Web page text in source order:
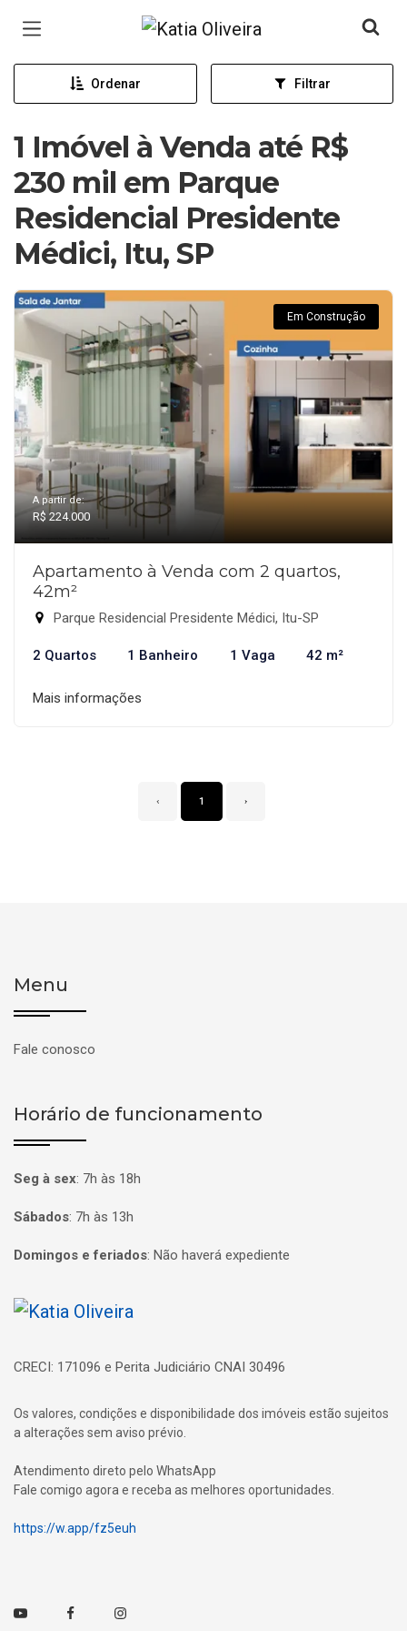
Página inicial
Ordenar Filtrar
1 Imóvel à Venda até R$
230 mil em Parque
Residencial Presidente
Médici, Itu, SP
Em Construção
A partir de:
R$ 224.000
Apartamento à Venda com 2 quartos,
42m²
Parque Residencial Presidente Médici, Itu-SP
2 Quartos 1 Banheiro 1 Vaga 42 m²
Mais informações
‹ 1 ›
Menu
Fale conosco
Horário de funcionamento
Seg à sex: 7h às 18h
Sábados: 7h às 13h
Domingos e feriados: Não haverá expediente
Página inicial
CRECI: 171096 e Perita Judiciário CNAI 30496
Os valores, condições e disponibilidade dos imóveis estão sujeitos
a alterações sem aviso prévio.
Atendimento direto pelo WhatsApp
Fale comigo agora e receba as melhores oportunidades.
https://w.app/fz5euh
Youtube FacebookInstagram